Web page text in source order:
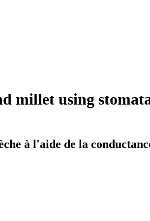
millet using
à l'aide de la